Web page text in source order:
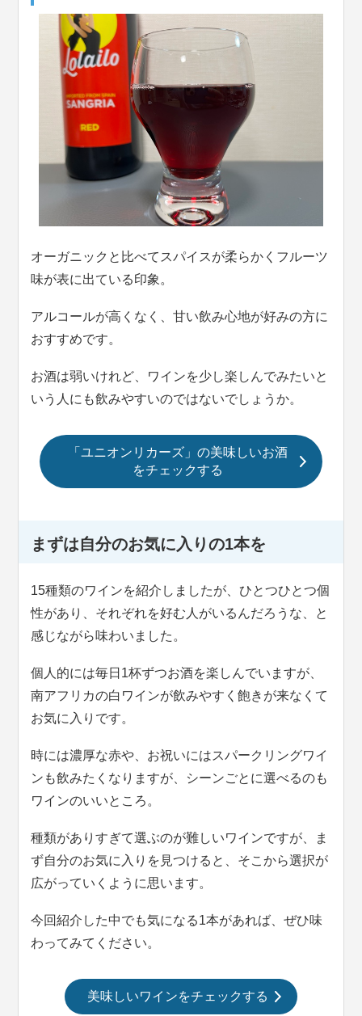
オーガニックと比べてスパイスが柔らかくフルーツ
味が表に出ている印象。
アルコールが高くなく、甘い飲み心地が好みの方に
おすすめです。
お酒は弱いけれど、ワインを少し楽しんでみたいと
いう人にも飲みやすいのではないでしょうか。
「ユニオンリカーズ」の美味しいお酒
をチェックする
まずは自分のお気に入りの1本を
15種類のワインを紹介しましたが、ひとつひとつ個
性があり、それぞれを好む人がいるんだろうな、と
感じながら味わいました。
個人的には毎日1杯ずつお酒を楽しんでいますが、
南アフリカの白ワインが飲みやすく飽きが来なくて
お気に入りです。
時には濃厚な赤や、お祝いにはスパークリングワイ
ンも飲みたくなりますが、シーンごとに選べるのも
ワインのいいところ。
種類がありすぎて選ぶのが難しいワインですが、ま
ず自分のお気に入りを見つけると、そこから選択が
広がっていくように思います。
今回紹介した中でも気になる1本があれば、ぜひ味
わってみてください。
美味しいワインをチェックする